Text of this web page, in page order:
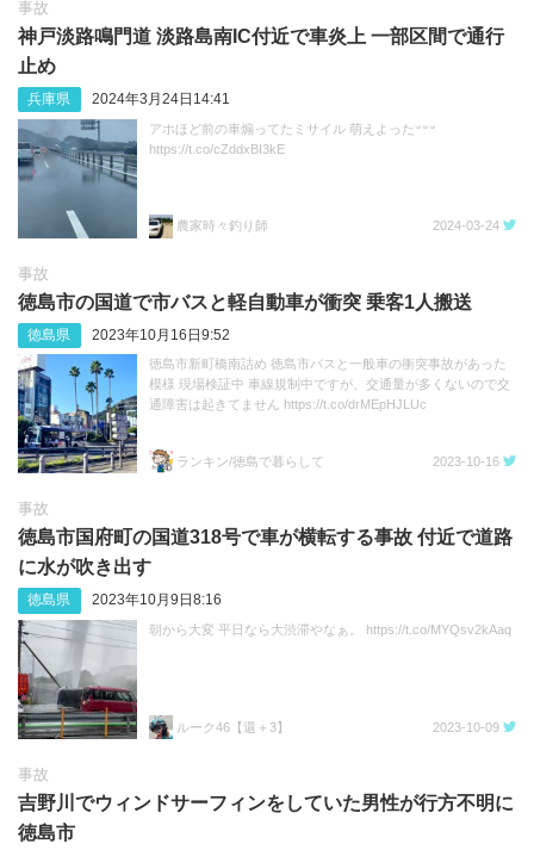
事故
神戸淡路鳴門道 淡路島南IC付近で車炎上 一部区間で通行
止め
兵庫県 2024年3月24日14:41
アホほど前の車煽ってたミサイル 萌えよった𐤔𐤔𐤔
https://t.co/cZddxBI3kE
農家時々釣り師 2024-03-24
事故
徳島市の国道で市バスと軽自動車が衝突 乗客1人搬送
徳島県 2023年10月16日9:52
徳島市新町橋南詰め 徳島市バスと一般車の衝突事故があった
模様 現場検証中 車線規制中ですが、交通量が多くないので交
通障害は起きてません https://t.co/drMEpHJLUc
ランキン/徳島で暮らして 2023-10-16
事故
徳島市国府町の国道318号で車が横転する事故 付近で道路
に水が吹き出す
徳島県 2023年10月9日8:16
朝から大変 平日なら大渋滞やなぁ。 https://t.co/MYQsv2kAaq
ルーク46【還＋3】 2023-10-09
事故
吉野川でウィンドサーフィンをしていた男性が行方不明に
徳島市